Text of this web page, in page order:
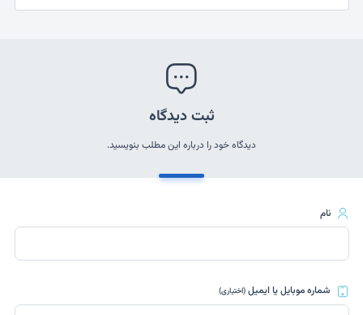
ثبت دیدگاه
دیدگاه خود را درباره این مطلب بنویسید.
نام
شماره موبایل یا ایمیل(اختیاری)